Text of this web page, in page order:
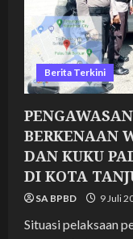
Berita Terkini
BERKENAAN
DAN KUKU
DI KOTA
SA BPBD 9 Juli
Situasi pelaksaan